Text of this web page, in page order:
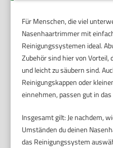
Für Menschen, die viel
Nasenhaartrimmer mit
Reinigungssystemen ideal.
Zubehör sind hier von Vorteil,
und leicht zu säubern sind.
Reinigungskappen oder
einnehmen, passen gut in das
Insgesamt gilt: Je nachdem,
Umständen du deinen
das Reinigungssystem